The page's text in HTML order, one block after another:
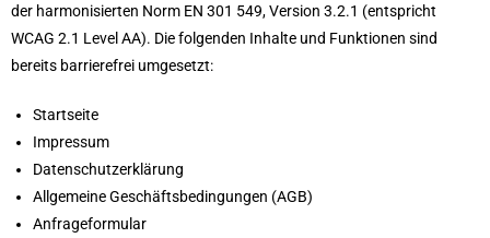
der harmonisierten Norm EN 301 549, Version 3.2.1 (entspricht
WCAG 2.1 Level AA). Die folgenden Inhalte und Funktionen sind
bereits barrierefrei umgesetzt:
Startseite
Impressum
Datenschutzerklärung
Allgemeine Geschäftsbedingungen (AGB)
Anfrageformular